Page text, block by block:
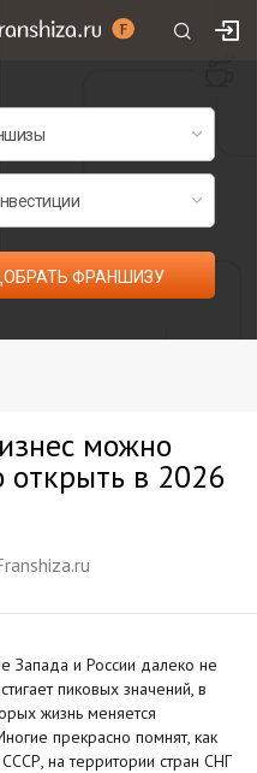
по категориям
франшиз
франшизы списком
ФРАНШИЗУ
можно
открыть в 2026
Запада и России далеко не
пиковых значений, в
жизнь меняется
прекрасно помнят, как
на территории стран СНГ